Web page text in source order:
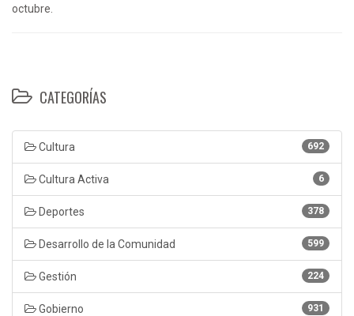
octubre.
CATEGORÍAS
692
Cultura
6
Cultura Activa
378
Deportes
599
Desarrollo de la Comunidad
224
Gestión
931
Gobierno